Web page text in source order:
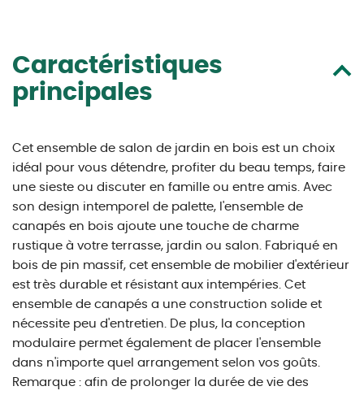
Caractéristiques
principales
Cet ensemble de salon de jardin en bois est un choix
idéal pour vous détendre, profiter du beau temps, faire
une sieste ou discuter en famille ou entre amis. Avec
son design intemporel de palette, l'ensemble de
canapés en bois ajoute une touche de charme
rustique à votre terrasse, jardin ou salon. Fabriqué en
bois de pin massif, cet ensemble de mobilier d'extérieur
est très durable et résistant aux intempéries. Cet
ensemble de canapés a une construction solide et
nécessite peu d'entretien. De plus, la conception
modulaire permet également de placer l'ensemble
dans n'importe quel arrangement selon vos goûts.
Remarque : afin de prolonger la durée de vie des